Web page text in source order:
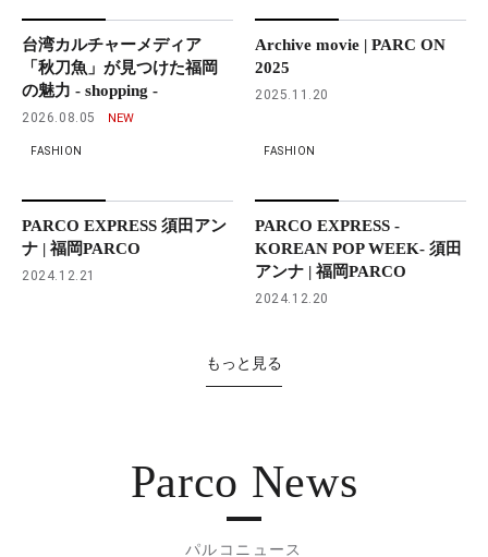
台湾カルチャーメディア
「秋刀魚」が見つけた福岡
の魅力 - shopping -
2026.08.05
Archive movie | PARC ON
2025
2025.11.20
FASHION
PARCO EXPRESS 須田アン
ナ | 福岡PARCO
2024.12.21
FASHION
PARCO EXPRESS -
KOREAN POP WEEK- 須田
アンナ | 福岡PARCO
2024.12.20
もっと見る
Parco News
パルコニュース